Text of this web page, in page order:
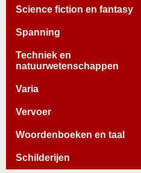
Science fiction en fantasy
Spanning
Techniek en
natuurwetenschappen
Varia
Vervoer
Woordenboeken en taal
Schilderijen